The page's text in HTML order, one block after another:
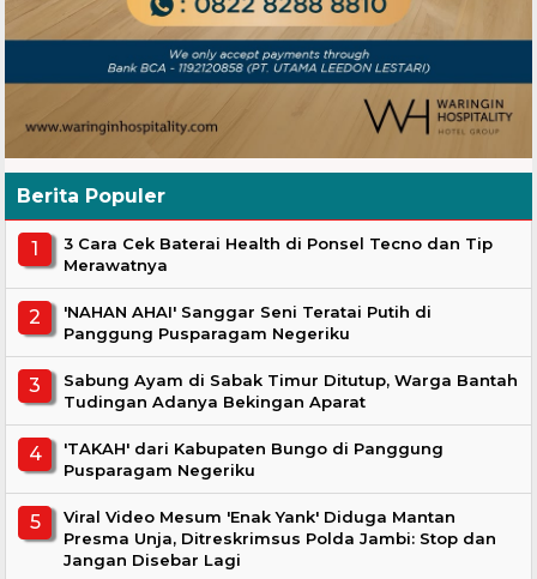
Berita Populer
3 Cara Cek Baterai Health di Ponsel Tecno dan Tip
Merawatnya
'NAHAN AHAI' Sanggar Seni Teratai Putih di
Panggung Pusparagam Negeriku
Sabung Ayam di Sabak Timur Ditutup, Warga Bantah
Tudingan Adanya Bekingan Aparat
'TAKAH' dari Kabupaten Bungo di Panggung
Pusparagam Negeriku
Viral Video Mesum 'Enak Yank' Diduga Mantan
Presma Unja, Ditreskrimsus Polda Jambi: Stop dan
Jangan Disebar Lagi